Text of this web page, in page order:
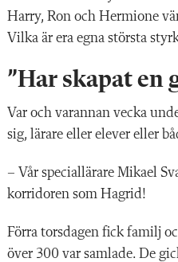
Harry, Ron och Hermione
Vilka är era egna största
”Har skapat en
Var och varannan vecka
sig, lärare eller elever eller
– Vår speciallärare Mikael
korridoren som Hagrid!
Förra torsdagen fick familj
över 300 var samlade. De